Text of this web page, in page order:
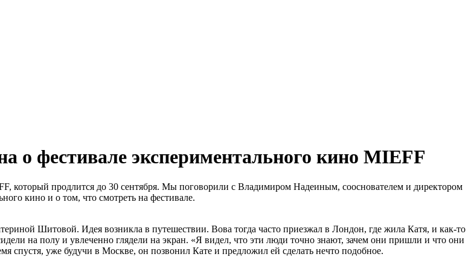
о фестивале экспериментального кино MIEFF
который продлится до 30 сентября. Мы поговорили с Владимиром Надеиным, сооснователем и директором
кино и о том, что смотреть на фестивале.
Шитовой. Идея возникла в путешествии. Вова тогда часто приезжал в Лондон, где жила Катя, и как-то
и на полу и увлеченно глядели на экран. «Я видел, что эти люди точно знают, зачем они пришли и что они
спустя, уже будучи в Москве, он позвонил Кате и предложил ей сделать нечто подобное.